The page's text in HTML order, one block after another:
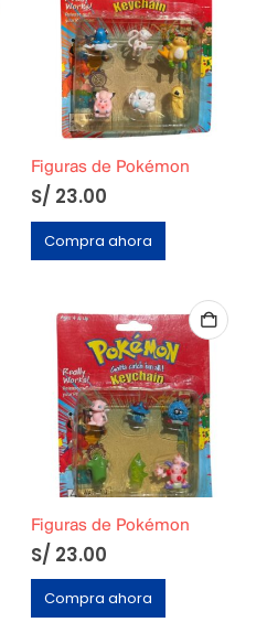
Figuras de Pokémon
S/ 23.00
Compra ahora
Figuras de Pokémon
S/ 23.00
Compra ahora